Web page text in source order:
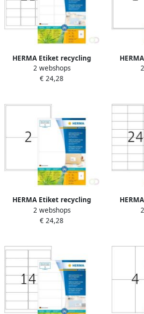
HERMA Etiket recycling
10727 63.5x38.1mm
1680stuks wit
2 webshops
€ 24,28
HERMA Etiket recycling
10735 199.6x143.5mm
160stuks wit
2 webshops
€ 24,28
10728